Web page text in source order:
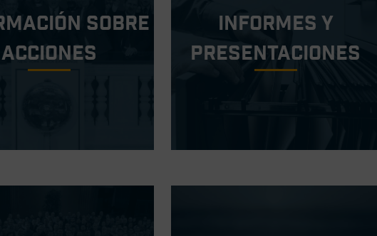
sobre
acciones
Informes y
Presentaciones